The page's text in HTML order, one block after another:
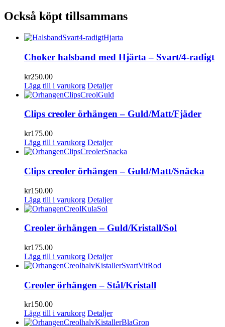
Också köpt tillsammans
Choker halsband med Hjärta – Svart/4-radigt
kr250.00
Lägg till i varukorg Detaljer
Clips creoler örhängen – Guld/Matt/Fjäder
kr175.00
Lägg till i varukorg Detaljer
Clips creoler örhängen – Guld/Matt/Snäcka
kr150.00
Lägg till i varukorg Detaljer
Creoler örhängen – Guld/Kristall/Sol
kr175.00
Lägg till i varukorg Detaljer
Creoler örhängen – Stål/Kristall
kr150.00
Lägg till i varukorg Detaljer